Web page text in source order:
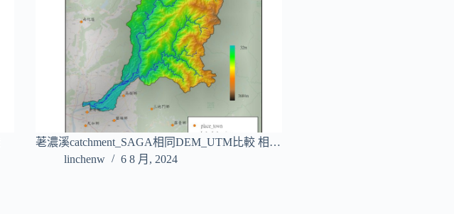
荖濃溪catchment_SAGA相同DEM_UTM比較 相…
linchenw
6 8 月, 2024